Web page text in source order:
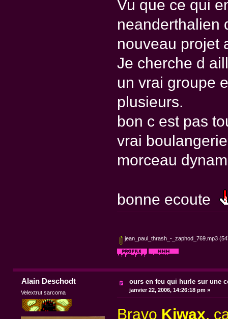
Vu que ce qui
neanderthalien
nouveau projet
Je cherche d
un vrai groupe
plusieurs.
bon c est pas
vrai
morceau
bonne ecoute
jean_paul_thrash_-_zaphod_769.mp3
Alain Deschodt
Velextrut sarcoma
ours en feu qui hurle sur une
janvier 22, 2006, 14:26:18 pm »
Bravo Kiwax,